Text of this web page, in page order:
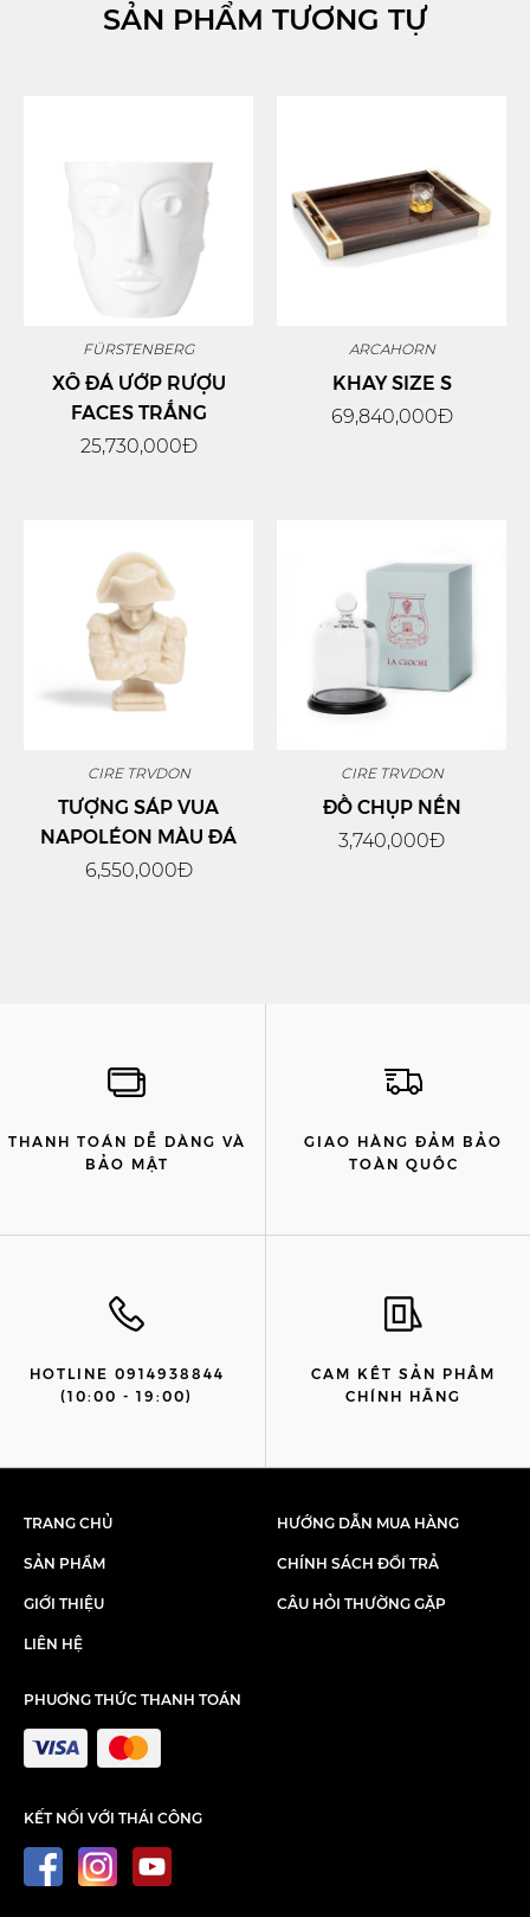
SẢN PHẨM TƯƠNG TỰ
FÜRSTENBERG
XÔ ĐÁ ƯỚP RƯỢU
FACES TRẮNG
25,730,000Đ
ARCAHORN
KHAY SIZE S
69,840,000Đ
CIRE TRVDON
TƯỢNG SÁP VUA
NAPOLÉON MÀU ĐÁ
6,550,000Đ
CIRE TRVDON
ĐỒ CHỤP NẾN
3,740,000Đ
THANH TOÁN DỄ DÀNG VÀ
BẢO MẬT
GIAO HÀNG ĐẢM BẢO
TOÀN QUỐC
HOTLINE 0914938844
(10:00 - 19:00)
CAM KẾT SẢN PHẨM
CHÍNH HÃNG
TRANG CHỦ
SẢN PHẨM
GIỚI THIỆU
LIÊN HỆ
HƯỚNG DẪN MUA HÀNG
CHÍNH SÁCH ĐỔI TRẢ
CÂU HỎI THƯỜNG GẶP
PHUƠNG THỨC THANH TOÁN
KẾT NỐI VỚI THÁI CÔNG